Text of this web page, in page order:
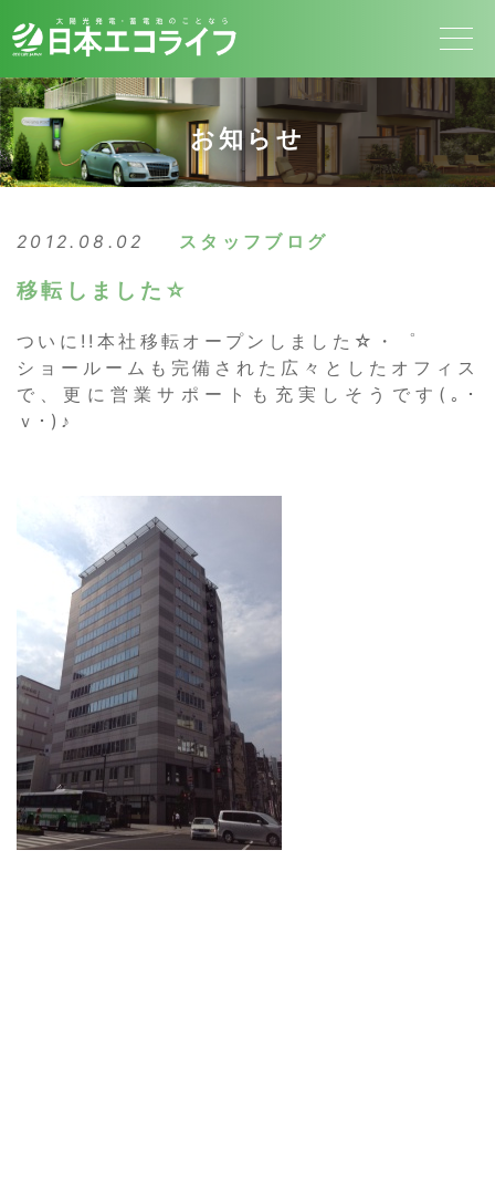
お知らせ
2012.08.02 スタッフブログ
移転しました☆
ついに!!本社移転オープンしました☆・゜
ショールームも完備された広々としたオフィス
で、更に営業サポートも充実しそうです(｡･
ｖ･)♪